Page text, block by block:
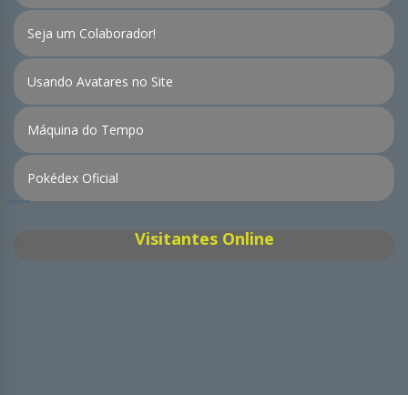
Seja um Colaborador!
Usando Avatares no Site
Máquina do Tempo
Pokédex Oficial
Visitantes Online